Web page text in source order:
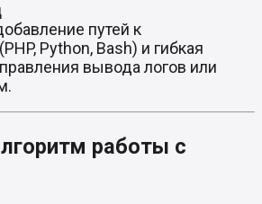
путей к
Python, Bash) и гибкая
вывода логов или
работы с